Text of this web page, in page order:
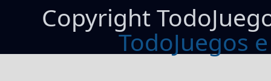
Copyright
TodoJuegos